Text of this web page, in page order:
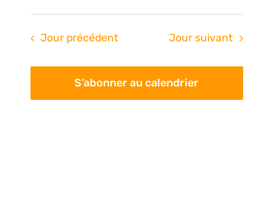
Jour précédent Jour suivant
S’abonner au calendrier